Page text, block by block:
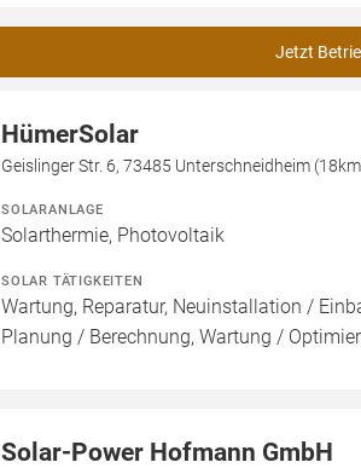
Jetzt
HümerSolar
Geislinger Str. 6, 73485 Unterschneidheim
SOLARANLAGE
Solarthermie, Photovoltaik
SOLAR TÄTIGKEITEN
Wartung, Reparatur, Neuinstallation /
Planung / Berechnung, Wartung /
Solar-Power Hofmann GmbH